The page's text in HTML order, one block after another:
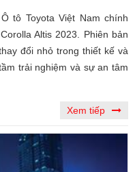
tô Toyota Việt Nam chính
Altis 2023. Phiên bản
đổi nhỏ trong thiết kế và
trải nghiệm và sự an tâm
Xem tiếp